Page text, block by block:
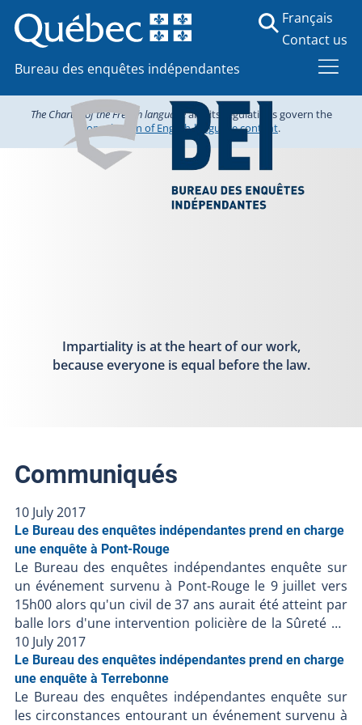
Bureau des enquêtes indépendantes
Français
Contact us
The Charter of the French languageand its regulations govern the
consultation of English-language content.
Impartiality is at the heart of our work,
because everyone is equal before the law.
Communiqués
10 July 2017
Le Bureau des enquêtes indépendantes prend en charge
une enquête à Pont-Rouge
Le Bureau des enquêtes indépendantes enquête sur
un événement survenu à Pont-Rouge le 9 juillet vers
15h00 alors qu'un civil de 37 ans aurait été atteint par
balle lors d'une intervention policière de la Sûreté du
Québec et serait décédé. Les renseignements
préliminaires communiqués au BEI suggèrent ce qui
suit : - En début d'après-midi, un citoyen se serait
présenté au poste de la MRC Portneuf pour porter
plainte contre un autre individu- La personne contre
10 July 2017
Le Bureau des enquêtes indépendantes prend en charge
une enquête à Terrebonne
Le Bureau des enquêtes indépendantes enquête sur
les circonstances entourant un événement survenu à